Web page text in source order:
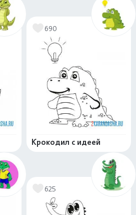
690
Крокодил с идеей
625